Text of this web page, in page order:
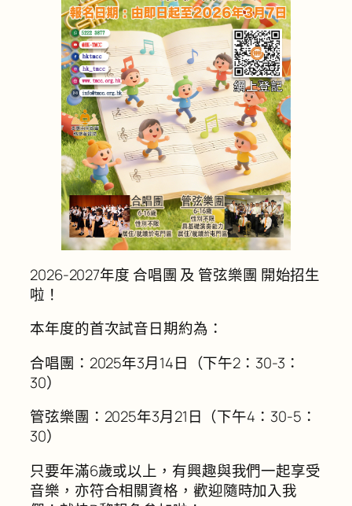
2026-2027年度 合唱團 及 管弦樂團 開始招生
啦！
本年度的首次試音日期約為：
合唱團：2025年3月14日（下午2：30-3：
30）
管弦樂團：2025年3月21日（下午4：30-5：
30）
只要年滿6歲或以上，有興趣與我們一起享受
音樂，亦符合相關資格，歡迎隨時加入我